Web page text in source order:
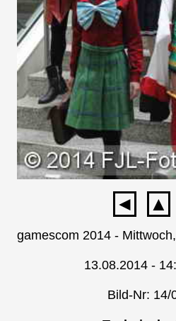
◄ ▲
gamescom 2014 -
13.08.2014 -
Bild-Nr: 14/